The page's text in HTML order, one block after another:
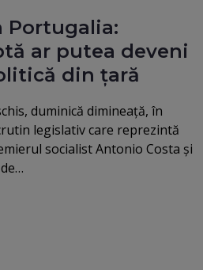
Portugalia:
ar putea deveni
din ţară
duminică dimineaţă, în
legislativ care reprezintă
socialist Antonio Costa şi